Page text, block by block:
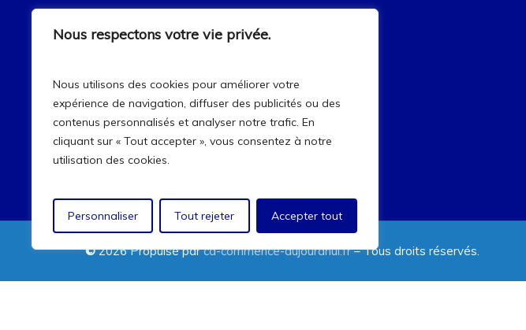
Nous respectons votre vie privée.
Nous utilisons des cookies pour améliorer votre
expérience de navigation, diffuser des publicités ou des
contenus personnalisés et analyser notre trafic. En
cliquant sur « Tout accepter », vous consentez à notre
utilisation des cookies.
Personnaliser Tout rejeter Accepter tout
AGD Environnement & Industrie
AGD Environnement et Industrie a la mission
travail dans les industries.
O T
©2026Propulsé parca-commence-aujourdhui.fr– Tous droits réservés.